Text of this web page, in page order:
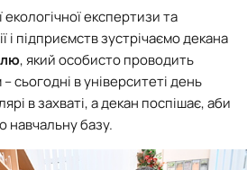
екологічної експертизи та
і підприємств зустрічаємо декана
, який особисто проводить
сьогодні в університеті день
в захваті, а декан поспішає, аби
навчальну базу.